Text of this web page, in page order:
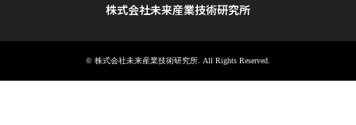
株式会社未来産業技術研究所
© 株式会社未来産業技術研究所 . All Rights Reserved.